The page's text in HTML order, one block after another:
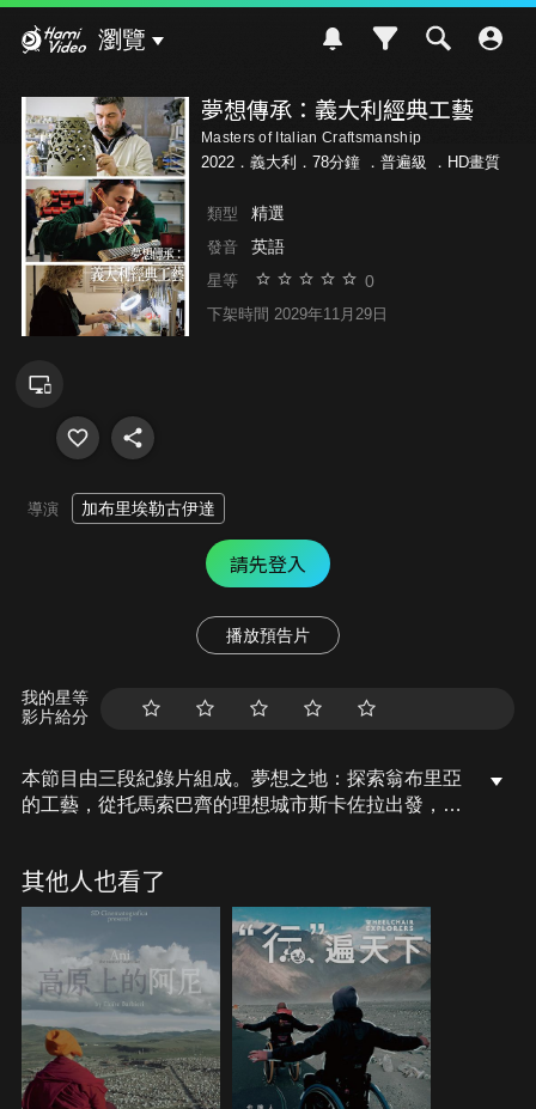
瀏覽
夢想傳承：義大利經典工藝
Masters of Italian Craftsmanship
2022．義大利．78分鐘 ． 普遍級 ．HD畫質
類型 精選
發音 英語
星等 0
下架時間 2029年11月29日
導演 加布里埃勒古伊達
請先登入
播放預告片
我的星等
影片給分
本節目由三段紀錄片組成。夢想之地：探索翁布里亞
的工藝，從托馬索巴齊的理想城市斯卡佐拉出發，穿
蠟燭製作。工匠們將夢想化為現實，讓豐富的文化遺
產永存。智慧之手：我們探索馬奇地區最著名和最具
特色的幾項手工藝，歐菲達小鎮的棒槌蕾絲是典型的
蕾絲製作，使用線軸纏繞線的古老刺繡技術；卡斯特
費達多的手風琴工藝；雷卡納蒂的菸斗工藝；法布里
亞諾的造紙工藝；最後是烏比諾的書籍修復學校，年
輕學子正學習如何修復保存古代文字。製琴師之樂
音：克雷莫納被認為是小提琴製作傳統工藝的世界之
都，被聯合國教科文組織列為人類非物質遺產。製作
其他人也看了